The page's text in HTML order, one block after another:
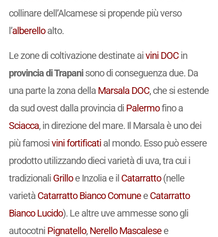
collinare dell’Alcamese si propende più verso
l’alberelloalto.
Le zone di coltivazione destinate aivini DOCin
provincia di Trapanisono di conseguenza due. Da
una parte la zona della Marsala DOC, che si estende
da sud ovest dalla provincia di Palermofino a
Sciacca, in direzione del mare. Il Marsala è uno dei
più famosivinifortificatial mondo. Esso può essere
prodotto utilizzando dieci varietà di uva, tra cui i
tradizionali Grilloe Inzolia e il Catarratto(nelle
varietà Catarratto Bianco Comunee Catarratto
Bianco Lucido). Le altre uve ammesse sono gli
autocotni Pignatello, Nerello Mascalesee